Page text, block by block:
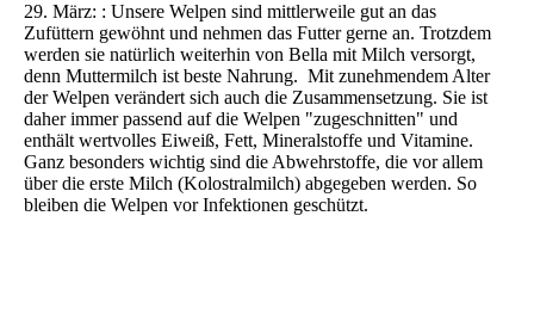
29. März: : Unsere Welpen sind mittlerweile gut an das
Zufüttern gewöhnt und nehmen das Futter gerne an. Trotzdem
werden sie natürlich weiterhin von Bella mit Milch versorgt,
denn Muttermilch ist beste Nahrung. Mit zunehmendem Alter
der Welpen verändert sich auch die Zusammensetzung. Sie ist
daher immer passend auf die Welpen "zugeschnitten" und
enthält wertvolles Eiweiß, Fett, Mineralstoffe und Vitamine.
Ganz besonders wichtig sind die Abwehrstoffe, die vor allem
über die erste Milch (Kolostralmilch) abgegeben werden. So
bleiben die Welpen vor Infektionen geschützt.